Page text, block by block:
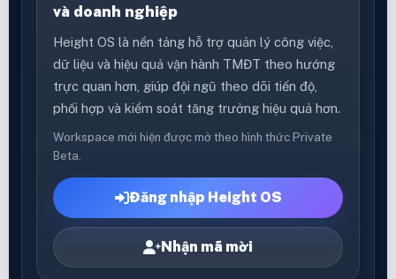
và doanh nghiệp
Height OS là nền tảng hỗ trợ quản lý công việc,
dữ liệu và hiệu quả vận hành TMĐT theo hướng
trực quan hơn, giúp đội ngũ theo dõi tiến độ,
phối hợp và kiểm soát tăng trưởng hiệu quả hơn.
Workspace mới hiện được mở theo hình thức Private
Beta.
Đăng nhập Height OS
Nhận mã mời